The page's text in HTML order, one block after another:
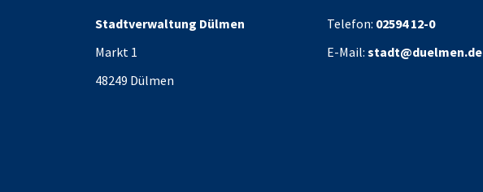
Stadtverwaltung Dülmen
Markt 1
48249 Dülmen
Telefon: 02594 12-0
E-Mail: stadt@duelmen.de